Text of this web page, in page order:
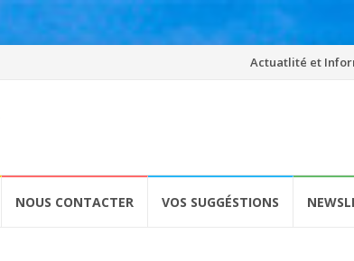
Skip
Actuatlité et
NOUS CONTACTER VOS SUGGÉSTIONS